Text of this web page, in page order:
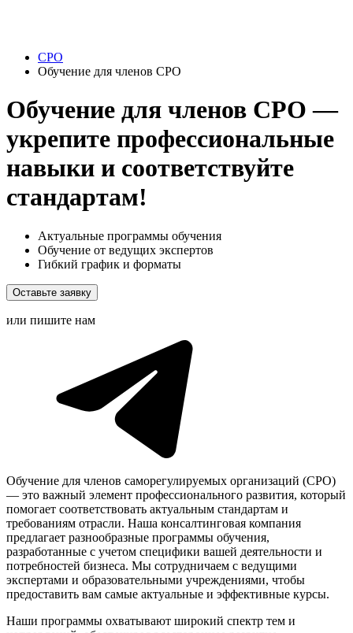
СРО
Обучение для членов СРО
Обучение для членов СРО —
укрепите профессиональные
навыки и соответствуйте
стандартам!
Актуальные программы обучения
Обучение от ведущих экспертов
Гибкий график и форматы
Оставьте заявку
или пишите нам
Обучение для членов саморегулируемых организаций (СРО)
— это важный элемент профессионального развития, который
помогает соответствовать актуальным стандартам и
требованиям отрасли. Наша консалтинговая компания
предлагает разнообразные программы обучения,
разработанные с учетом специфики вашей деятельности и
потребностей бизнеса. Мы сотрудничаем с ведущими
экспертами и образовательными учреждениями, чтобы
предоставить вам самые актуальные и эффективные курсы.
Наши программы охватывают широкий спектр тем и